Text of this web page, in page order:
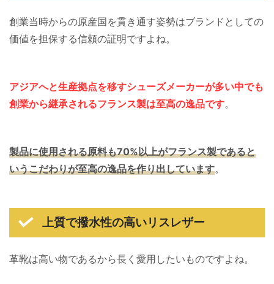
創業当時からの原産国を貫き通す姿勢はブランドとしての
価値を担保する信頼の証明ですよね。
アジアへと生産拠点を移すシューズメーカーが多い中でも
創業から継承されるフランス製は至高の逸品です。
製品に使用される原料も70%以上がフランス製であると
いうこだわりが至高の逸品を作り出しています。
上質で撥水性の高いリスレザー
革靴は高い物であるから長く愛用したいものですよね。